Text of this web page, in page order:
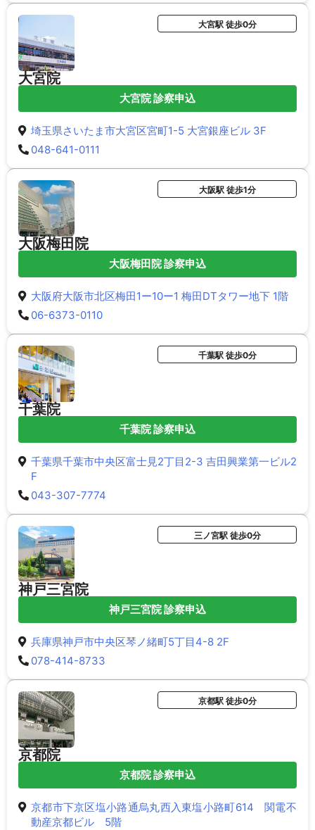
大宮院
大宮駅 徒歩0分
大宮院 診察申込
埼玉県さいたま市大宮区宮町1-5 大宮銀座ビル 3F
048-641-0111
大阪梅田院
大阪駅 徒歩1分
大阪梅田院 診察申込
大阪府大阪市北区梅田1ー10ー1 梅田DTタワー地下 1階
06-6373-0110
千葉院
千葉駅 徒歩0分
千葉院 診察申込
千葉県千葉市中央区富士見2丁目2-3 吉田興業第一ビル2
F
043-307-7774
神戸三宮院
三ノ宮駅 徒歩0分
神戸三宮院 診察申込
兵庫県神戸市中央区琴ノ緒町5丁目4-8 2F
078-414-8733
京都院
京都駅 徒歩0分
京都院 診察申込
京都市下京区塩小路通烏丸西入東塩小路町614 関電不
動産京都ビル 5階